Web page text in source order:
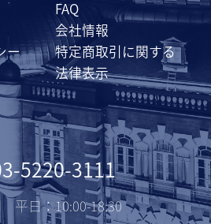
FAQ
会社情報
ー
特定商取引に関する
法律表示
5220-3111
平日：10:00-18:30